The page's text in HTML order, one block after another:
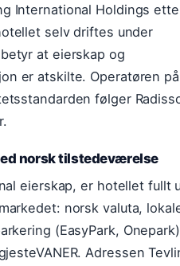
International Holdings
selv driftes under
at eierskap og
er atskilte. Operatøren
følger
norsk tilstedeværelse
eierskap, er hotellet fullt
norsk valuta,
(EasyPark,
Adressen